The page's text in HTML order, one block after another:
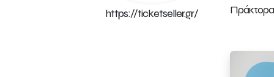
https://ticketseller.gr/